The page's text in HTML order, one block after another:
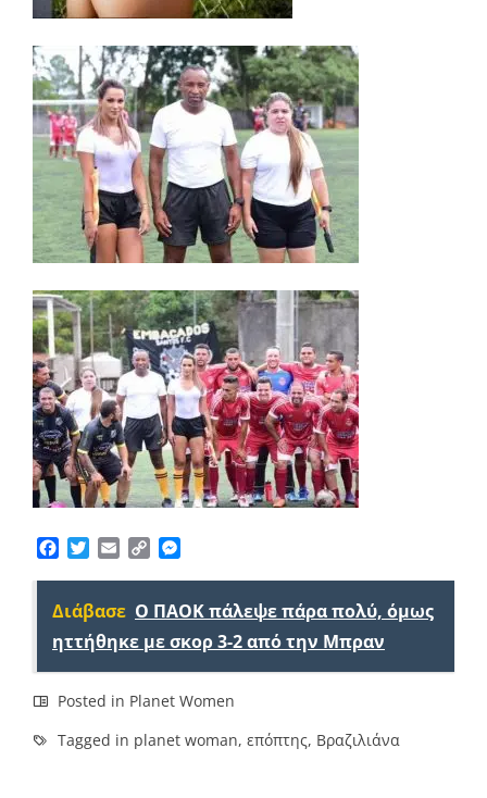
Facebook
TwitterEmailCopy
Διάβασε Ο ΠΑΟΚ πάλεψε πάρα πολύ, όμως
ηττήθηκε με σκορ 3-2 από την Μπραν
Posted in Planet Women
Tagged in planet woman, επόπτης, Βραζιλιάνα